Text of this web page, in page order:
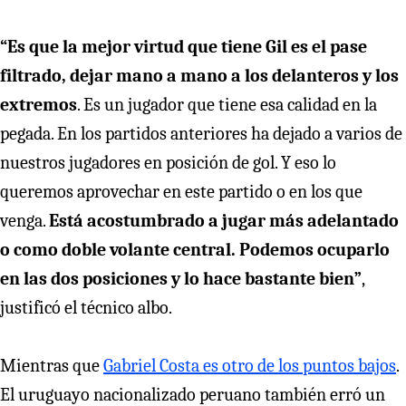
“Es que la mejor virtud que tiene Gil es el pase
filtrado, dejar mano a mano a los delanteros y los
extremos. Es un jugador que tiene esa calidad en la
pegada. En los partidos anteriores ha dejado a varios de
nuestros jugadores en posición de gol. Y eso lo
queremos aprovechar en este partido o en los que
venga.Está acostumbrado a jugar más adelantado
o como doble volante central. Podemos ocuparlo
en las dos posiciones y lo hace bastante bien”,
justificó el técnico albo.
Mientras queGabriel Costa es otro de los puntos bajos.
El uruguayo nacionalizado peruano también erró un